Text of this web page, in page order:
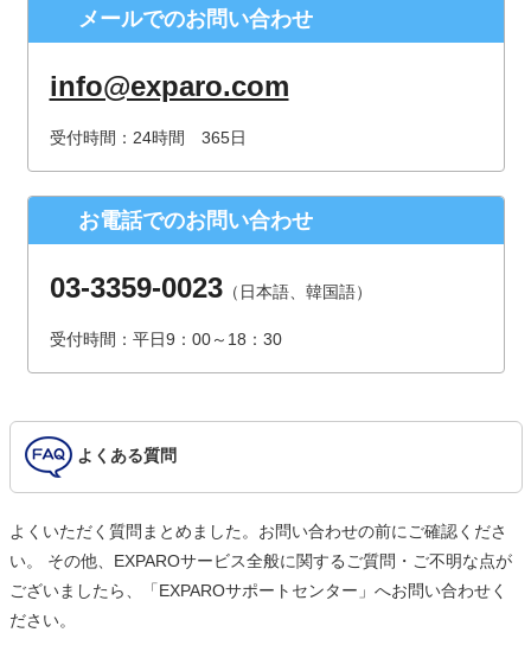
株式会社シースクェア 個人情報お問合せ窓口
〒160-0023 東京都新宿区西新宿６丁目１２−１ パークウェ
Eメール：info@c-square.co.jp
個人情報を入力するにあたっての注意事項
合せへの回答ができない場合がございます。
ん。
メールでのお問い合わせ
info@exparo.com
受付時間：24時間 365日
お電話でのお問い合わせ
03-3359-0023（日本語、韓国語）
受付時間：平日9：00～18：30
よくある質問
よくいただく質問まとめました。お問い合わせの前にご確認くださ
い。 その他、EXPAROサービス全般に関するご質問・ご不明な点が
ございましたら、「EXPAROサポートセンター」へお問い合わせく
ださい。